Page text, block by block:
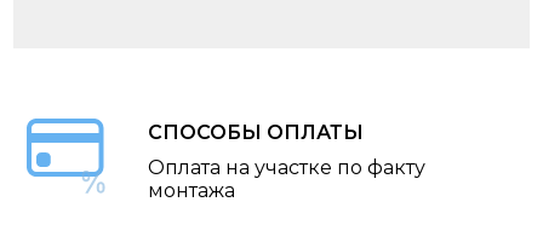
СПОСОБЫ ОПЛАТЫ
Оплата на участке по факту
монтажа